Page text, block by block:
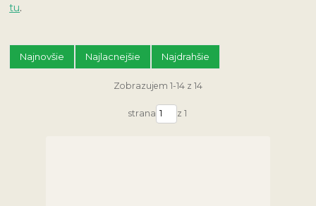
tu.
Najnovšie Najlacnejšie Najdrahšie
Zobrazujem 1-14 z 14
strana z 1